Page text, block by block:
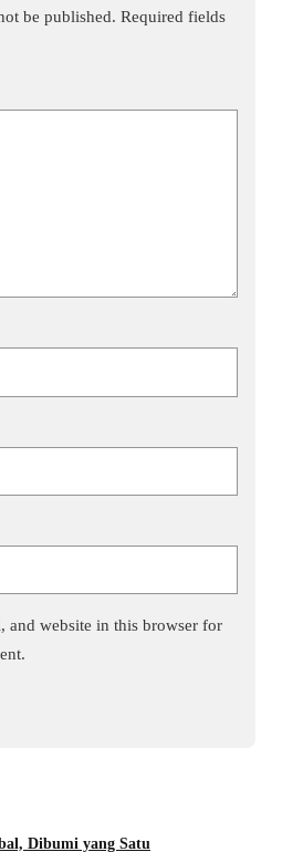
be published. Required fields
and website in this browser for
Dibumi yang Satu